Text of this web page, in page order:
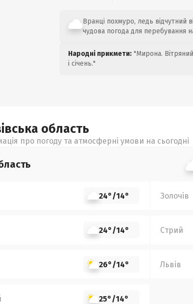
Вранці похмуро, ледь відчутний
чудова погода для перебування
Народні прикмети: "Мирона.
і січень."
область
про погоду та атмосферні умови на сьогодні
24°/14° Золочів
24°/14° Стрий
26°/14° Львів
25°/14°